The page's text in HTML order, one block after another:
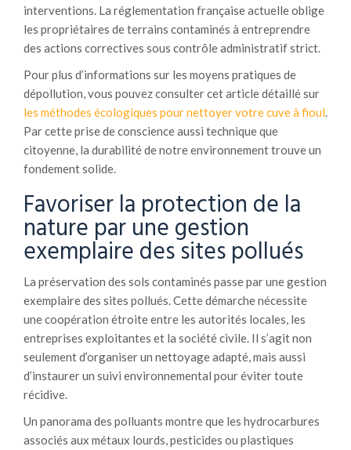
interventions. La réglementation française actuelle oblige
les propriétaires de terrains contaminés à entreprendre
des actions correctives sous contrôle administratif strict.
Pour plus d’informations sur les moyens pratiques de
dépollution, vous pouvez consulter cet article détaillé sur
les méthodes écologiques pour nettoyer votre cuve à fioul.
Par cette prise de conscience aussi technique que
citoyenne, la durabilité de notre environnement trouve un
fondement solide.
Favoriser la protection de la
nature par une gestion
exemplaire des sites pollués
La préservation des sols contaminés passe par une gestion
exemplaire des sites pollués. Cette démarche nécessite
une coopération étroite entre les autorités locales, les
entreprises exploitantes et la société civile. Il s’agit non
seulement d’organiser un nettoyage adapté, mais aussi
d’instaurer un suivi environnemental pour éviter toute
récidive.
Un panorama des polluants montre que les hydrocarbures
associés aux métaux lourds, pesticides ou plastiques